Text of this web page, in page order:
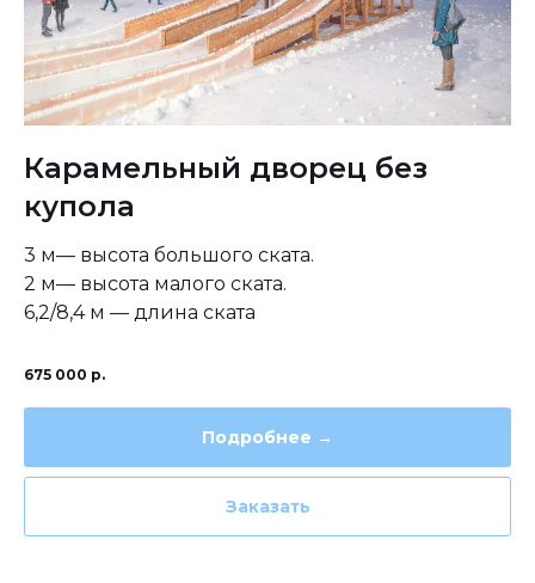
Карамельный дворец без
купола
3 м— высота большого ската.
2 м— высота малого ската.
6,2/8,4 м — длина ската
675 000 р.
Подробнее →
Заказать